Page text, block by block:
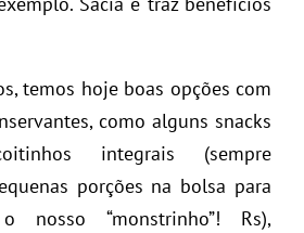
temos hoje boas opções com
como alguns snacks
integrais (sempre
porções na bolsa para
nosso “monstrinho”! Rs),